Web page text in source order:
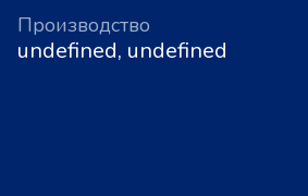
Производство
undefined, undefined